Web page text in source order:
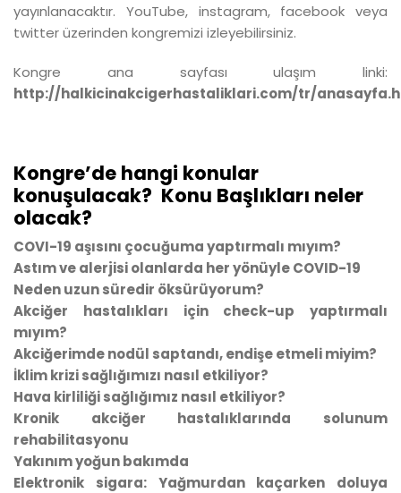
yayınlanacaktır. YouTube, instagram, facebook veya
twitter üzerinden kongremizi izleyebilirsiniz.
Kongre ana sayfası ulaşım linki:
http://halkicinakcigerhastaliklari.com/tr/
Kongre’de hangi konular
konuşulacak? Konu Başlıkları neler
olacak?
COVI-19 aşısını çocuğuma yaptırmalı mıyım?
Astım ve alerjisi olanlarda her yönüyle COVID-19
Neden uzun süredir öksürüyorum?
Akciğer hastalıkları için check-up yaptırmalı
mıyım?
Akciğerimde nodül saptandı, endişe etmeli miyim?
İklim krizi sağlığımızı nasıl etkiliyor?
Hava kirliliği sağlığımız nasıl etkiliyor?
Kronik akciğer hastalıklarında solunum
rehabilitasyonu
Yakınım yoğun bakımda
Elektronik sigara: Yağmurdan kaçarken doluya